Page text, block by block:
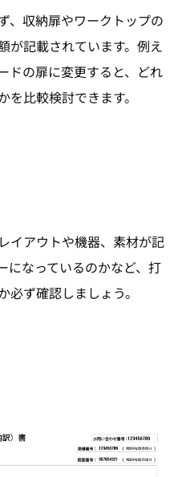
、収納扉やワークトップの
が記載されています。例え
ドの扉に変更すると、どれ
比較検討できます。
イアウトや機器、素材が記
になっているのかなど、打
ず確認しましょう。